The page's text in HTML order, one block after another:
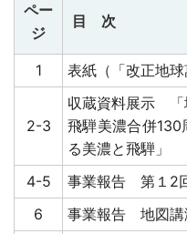
ペー
ジ
目 次
1 表紙（「改正地球
2-3
収蔵資料展示 「
飛騨美濃合併
る美濃と飛騨」
4-5
事業報告 第１2
6
事業報告 地図講